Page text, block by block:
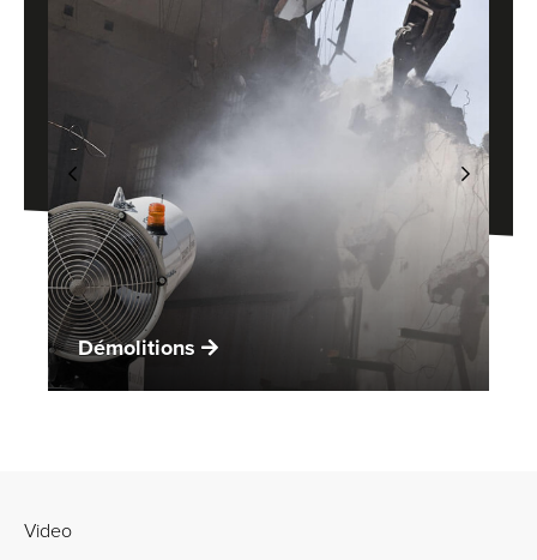
Démolitions
Video